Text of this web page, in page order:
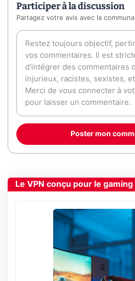
Participer à la discussion
Partagez votre avis avec la
Poster mon
Le VPN conçu pour le gaming